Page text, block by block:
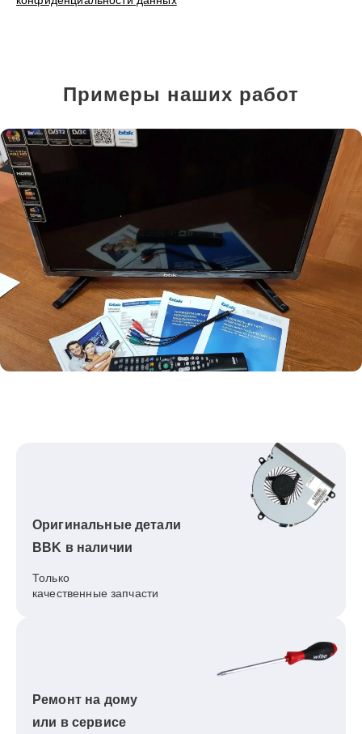
Примеры наших работ
Оригинальные детали
BBK в наличии
Только
качественные запчасти
Ремонт на дому
или в сервисе